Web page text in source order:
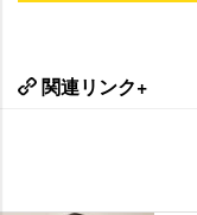
関連リンク+